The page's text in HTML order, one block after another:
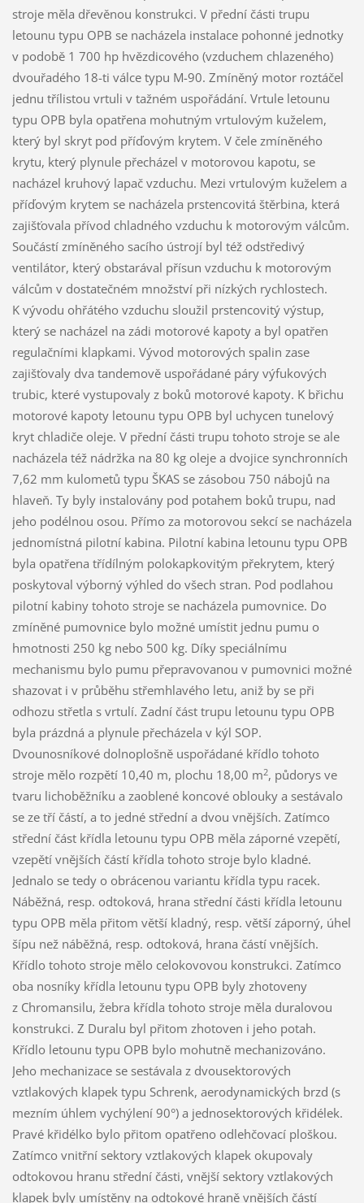
stroje měla dřevěnou konstrukci. V přední části trupu
letounu typu OPB se nacházela instalace pohonné jednotky
v podobě 1 700 hp hvězdicového (vzduchem chlazeného)
dvouřadého 18-ti válce typu M-90. Zmíněný motor roztáčel
jednu třílistou vrtuli v tažném uspořádání. Vrtule letounu
typu OPB byla opatřena mohutným vrtulovým kuželem,
který byl skryt pod příďovým krytem. V čele zmíněného
krytu, který plynule přecházel v motorovou kapotu, se
nacházel kruhový lapač vzduchu. Mezi vrtulovým kuželem a
příďovým krytem se nacházela prstencovitá štěrbina, která
zajišťovala přívod chladného vzduchu k motorovým válcům.
Součástí zmíněného sacího ústrojí byl též odstředivý
ventilátor, který obstarával přísun vzduchu k motorovým
válcům v dostatečném množství při nízkých rychlostech.
K vývodu ohřátého vzduchu sloužil prstencovitý výstup,
který se nacházel na zádi motorové kapoty a byl opatřen
regulačními klapkami. Vývod motorových spalin zase
zajišťovaly dva tandemově uspořádané páry výfukových
trubic, které vystupovaly z boků motorové kapoty. K břichu
motorové kapoty letounu typu OPB byl uchycen tunelový
kryt chladiče oleje. V přední části trupu tohoto stroje se ale
nacházela též nádržka na 80 kg oleje a dvojice synchronních
7,62 mm kulometů typu ŠKAS se zásobou 750 nábojů na
hlaveň. Ty byly instalovány pod potahem boků trupu, nad
jeho podélnou osou. Přímo za motorovou sekcí se nacházela
jednomístná pilotní kabina. Pilotní kabina letounu typu OPB
byla opatřena třídílným polokapkovitým překrytem, který
poskytoval výborný výhled do všech stran. Pod podlahou
pilotní kabiny tohoto stroje se nacházela pumovnice. Do
zmíněné pumovnice bylo možné umístit jednu pumu o
hmotnosti 250 kg nebo 500 kg. Díky speciálnímu
mechanismu bylo pumu přepravovanou v pumovnici možné
shazovat i v průběhu střemhlavého letu, aniž by se při
odhozu střetla s vrtulí. Zadní část trupu letounu typu OPB
byla prázdná a plynule přecházela v kýl SOP.
Dvounosníkové dolnoplošně uspořádané křídlo tohoto
stroje mělo rozpětí 10,40 m, plochu 18,00 m2, půdorys ve
tvaru lichoběžníku a zaoblené koncové oblouky a sestávalo
se ze tří částí, a to jedné střední a dvou vnějších. Zatímco
střední část křídla letounu typu OPB měla záporné vzepětí,
vzepětí vnějších částí křídla tohoto stroje bylo kladné.
Jednalo se tedy o obrácenou variantu křídla typu racek.
Náběžná, resp. odtoková, hrana střední části křídla letounu
typu OPB měla přitom větší kladný, resp. větší záporný, úhel
šípu než náběžná, resp. odtoková, hrana částí vnějších.
Křídlo tohoto stroje mělo celokovovou konstrukci. Zatímco
oba nosníky křídla letounu typu OPB byly zhotoveny
z Chromansilu, žebra křídla tohoto stroje měla duralovou
konstrukci. Z Duralu byl přitom zhotoven i jeho potah.
Křídlo letounu typu OPB bylo mohutně mechanizováno.
Jeho mechanizace se sestávala z dvousektorových
vztlakových klapek typu Schrenk, aerodynamických brzd (s
mezním úhlem vychýlení 90°) a jednosektorových křidélek.
Pravé křidélko bylo přitom opatřeno odlehčovací ploškou.
Zatímco vnitřní sektory vztlakových klapek okupovaly
odtokovou hranu střední části, vnější sektory vztlakových
klapek byly umístěny na odtokové hraně vnějších částí